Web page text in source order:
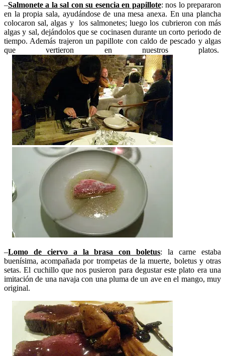
–Salmonete a la sal con su esencia en papillote: nos lo prepararon
en la propia sala, ayudándose de una mesa anexa. En una plancha
colocaron sal, algas y los salmonetes; luego los cubrieron con más
algas y sal, dejándolos que se cocinasen durante un corto periodo de
tiempo. Además trajeron un papillote con caldo de pescado y algas
que vertieron en nuestros platos.
–Lomo de ciervo a la brasa con boletus: la carne estaba
buenísima, acompañada por trompetas de la muerte, boletus y otras
setas. El cuchillo que nos pusieron para degustar este plato era una
imitación de una navaja con una pluma de un ave en el mango, muy
original.